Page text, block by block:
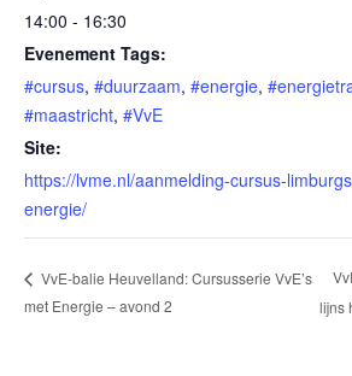
14:00 - 16:30
Evenement Tags:
#cursus, #duurzaam, #energie,
#maastricht, #VvE
Site:
https://lvme.nl/aanmelding-cursus-
energie/
VvE-balie Heuvelland: Cursusserie VvE’s
met Energie – avond 2
lijns